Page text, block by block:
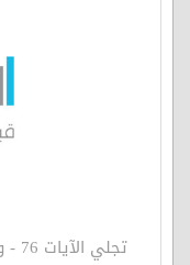
تجلي الآيات 76 - وكان حقاً علينا نصر المؤمنين